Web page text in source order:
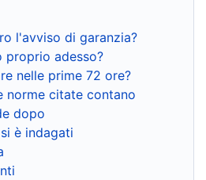
l'avviso di garanzia?
proprio adesso?
nelle prime 72 ore?
norme citate contano
dopo
è indagati